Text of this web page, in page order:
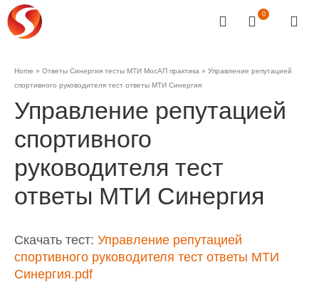
0
Home » Ответы Синергия тесты МТИ МосАП практика » Управление репутацией
спортивного руководителя тест ответы МТИ Синергия
Управление репутацией
спортивного
руководителя тест
ответы МТИ Синергия
Скачать тест: Управление репутацией
спортивного руководителя тест ответы МТИ
Синергия.pdf